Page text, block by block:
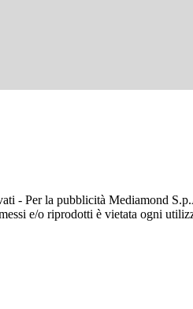
- Per la pubblicità Mediamond
e/o riprodotti è vietata ogni